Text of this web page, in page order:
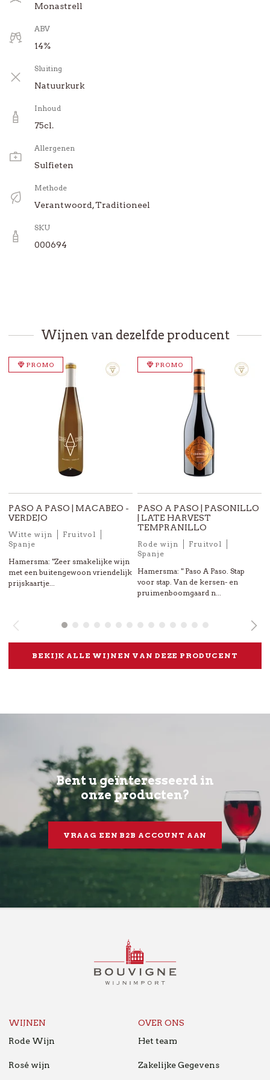
Monastrell
ABV
14%
Sluiting
Natuurkurk
Inhoud
75cl.
Allergenen
Sulfieten
Methode
Verantwoord, Traditioneel
SKU
000694
Wijnen van dezelfde producent
PROMO
PASO A PASO | MACABEO -
VERDEJO
Witte wijn
Fruitvol
Spanje
Hamersma: "Zeer smakelijke wijn
met een buitengewoon vriendelijk
prijskaartje...
PROMO
PASO A PASO | PASONILLO
| LATE HARVEST
TEMPRANILLO
Rode wijn
Fruitvol
Spanje
Hamersma: " Paso A Paso. Stap
voor stap. Van de kersen- en
pruimenboomgaard n...
BEKIJK ALLE WIJNEN VAN DEZE PRODUCENT
Bent u geïnteresseerd in
onze producten?
VRAAG EEN B2B ACCOUNT AAN
WIJNEN
Rode Wijn
Rosé wijn
OVER ONS
Het team
Zakelijke Gegevens